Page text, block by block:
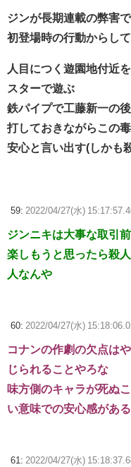
ジンが長期連載の弊害
初登場時の行動からし
人目につく遊園地付近
スターで遊ぶ
鉄パイプで工藤新一の
打しておきながらこの
安心と言い出す(しかも
59: 2022/04/27(水)
ジンニキは大事な取引
楽しもうと思ったら殺
人なんや
60: 2022/04/27(水)
コナンの作劇の欠点は
じられることやろな
味方側のキャラが死ぬ
い意味での安心感があ
61: 2022/04/27(水)